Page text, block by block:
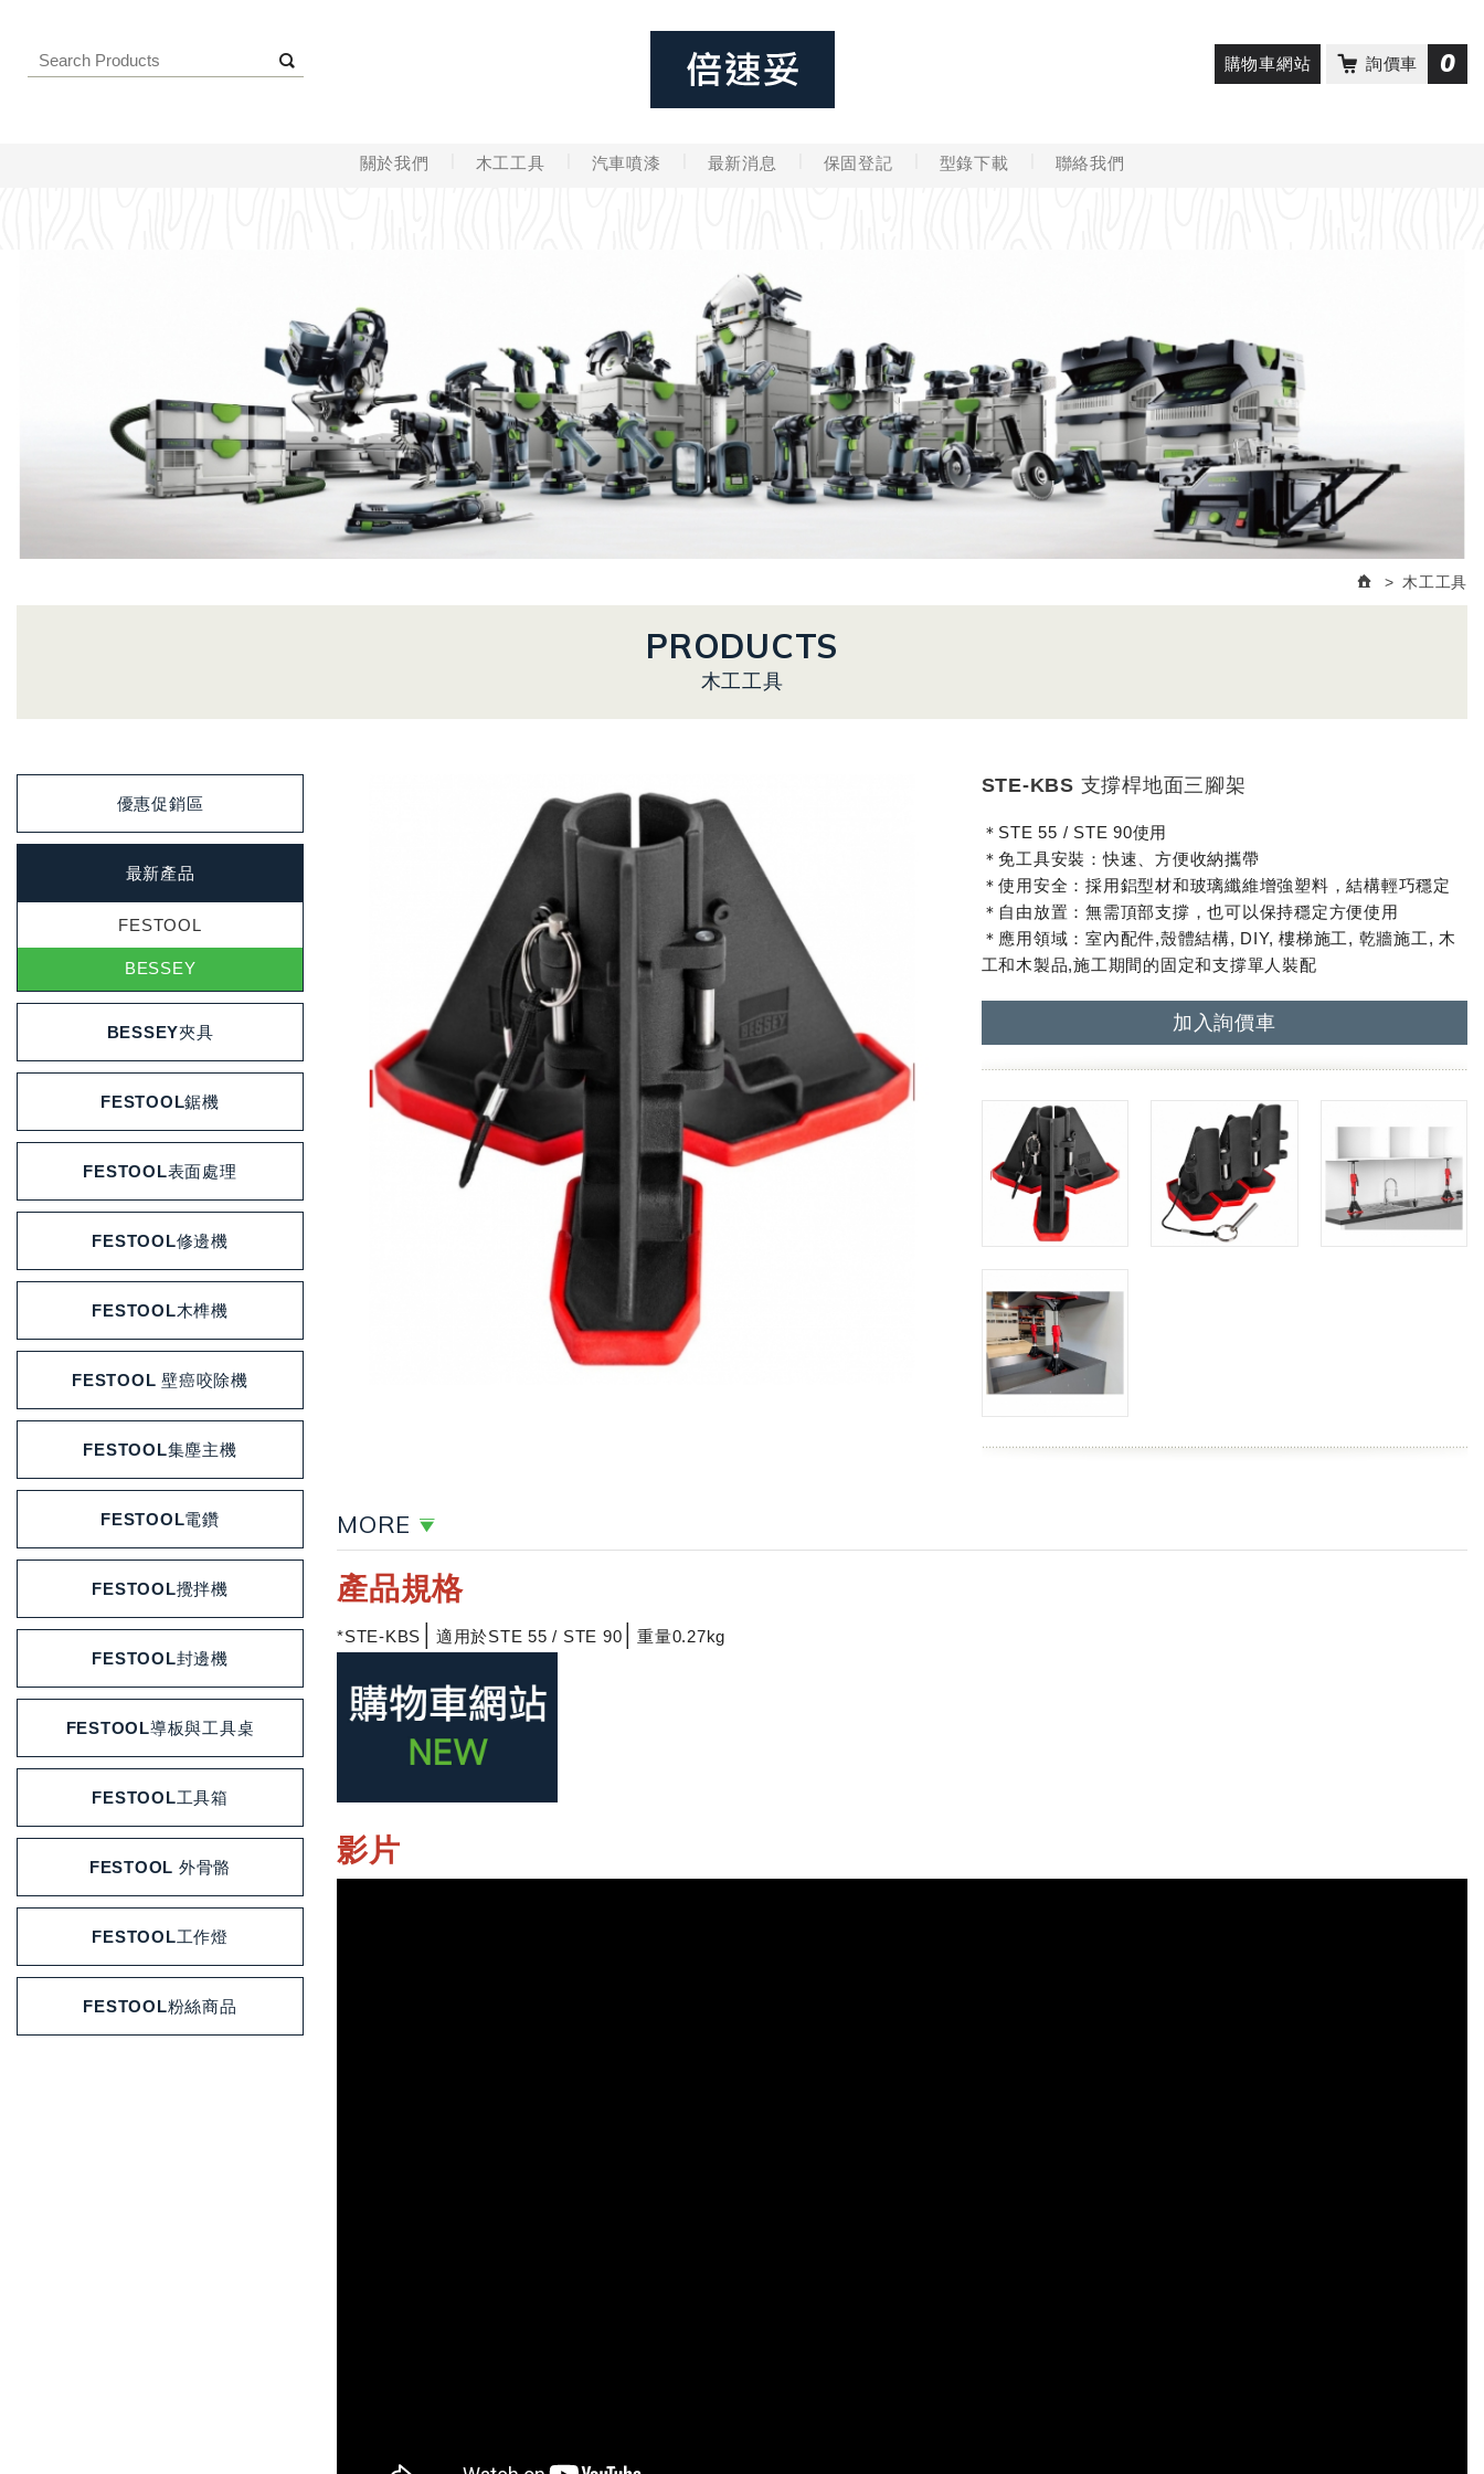
購物車網站 詢價車 0
關於我們 木工工具 汽車噴漆 最新消息 保固登記 型錄下載 聯絡我們
木工工具
PRODUCTS
木工工具
優惠促銷區
最新產品
FESTOOL
BESSEY
BESSEY夾具
FESTOOL鋸機
FESTOOL表面處理
FESTOOL修邊機
FESTOOL木榫機
FESTOOL 壁癌咬除機
FESTOOL集塵主機
FESTOOL電鑽
FESTOOL攪拌機
FESTOOL封邊機
FESTOOL導板與工具桌
FESTOOL工具箱
FESTOOL 外骨骼
FESTOOL工作燈
FESTOOL粉絲商品
STE-KBS 支撐桿地面三腳架
＊STE 55 / STE 90使用
＊免工具安裝：快速、方便收納攜帶
＊使用安全：採用鋁型材和玻璃纖維增強塑料，結構輕巧穩定
＊自由放置：無需頂部支撐，也可以保持穩定方便使用
＊應用領域：室內配件,殼體結構, DIY, 樓梯施工, 乾牆施工, 木
工和木製品,施工期間的固定和支撐單人裝配
加入詢價車
MORE
產品規格
*STE-KBS 適用於STE 55 / STE 90 重量0.27kg
影片